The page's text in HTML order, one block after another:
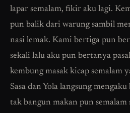
lapar semalam, fikir aku lagi.
pun balik dari warung sambil
nasi lemak. Kami bertiga pun
sekali lalu aku pun bertanya
kembung masak kicap semalam
Sasa dan Yola langsung
tak bangun makan pun semalam